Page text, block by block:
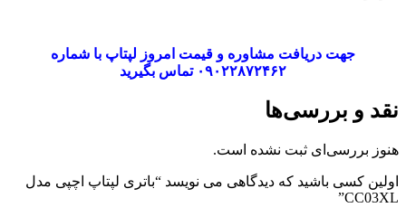
جهت دریافت مشاوره و قیمت امروز لپتاپ با شماره
۰۹۰۲۲۸۷۲۴۶۲ تماس بگیرید
نقد و بررسی‌ها
هنوز بررسی‌ای ثبت نشده است.
اولین کسی باشید که دیدگاهی می نویسد “باتری لپتاپ اچپی مدل
CC03XL”